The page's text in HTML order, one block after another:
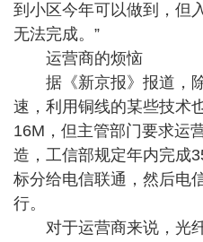
到小区今年可以做到，但
无法完成。”
运营商的烦恼
据《新京报》报道，除
速，利用铜线的某些技术
16M，但主管部门要求运
造，工信部规定年内完成
标分给电信联通，然后电
行。
对于运营商来说，光纤